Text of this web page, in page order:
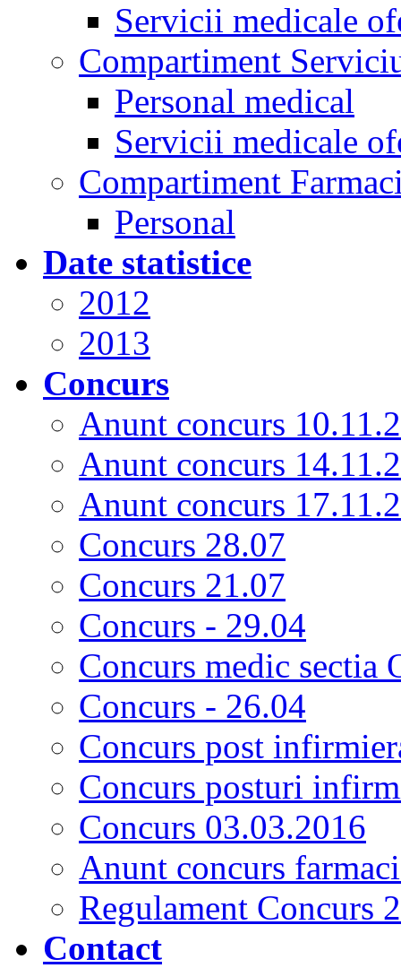
Servicii medicale
Compartiment
Personal medical
Servicii medicale
Compartiment
Personal
Date statistice
2012
2013
Concurs
Anunt concurs
Anunt concurs
Anunt concurs
Concurs 28.07
Concurs 21.07
Concurs - 29.04
Concurs medic sectia
Concurs - 26.04
Concurs post
Concurs posturi
Concurs 03.03.2016
Anunt concurs
Regulament Concurs
Contact